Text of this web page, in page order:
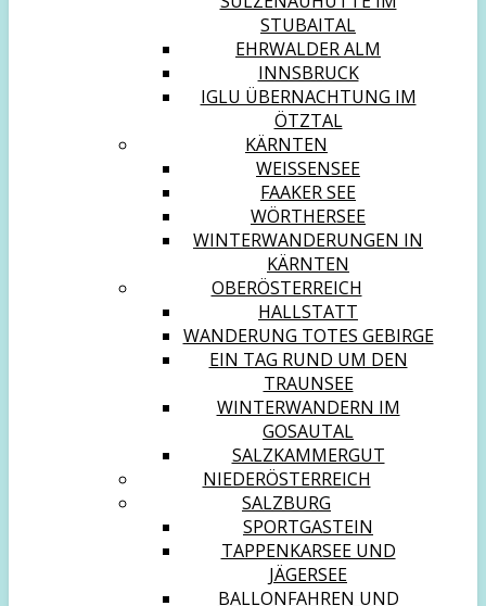
STUBAITAL
EHRWALDER ALM
INNSBRUCK
IGLU ÜBERNACHTUNG IM
ÖTZTAL
KÄRNTEN
WEISSENSEE
FAAKER SEE
WÖRTHERSEE
WINTERWANDERUNGEN IN
KÄRNTEN
OBERÖSTERREICH
HALLSTATT
WANDERUNG TOTES GEBIRGE
EIN TAG RUND UM DEN
TRAUNSEE
WINTERWANDERN IM
GOSAUTAL
SALZKAMMERGUT
NIEDERÖSTERREICH
SALZBURG
SPORTGASTEIN
TAPPENKARSEE UND
JÄGERSEE
BALLONFAHREN UND